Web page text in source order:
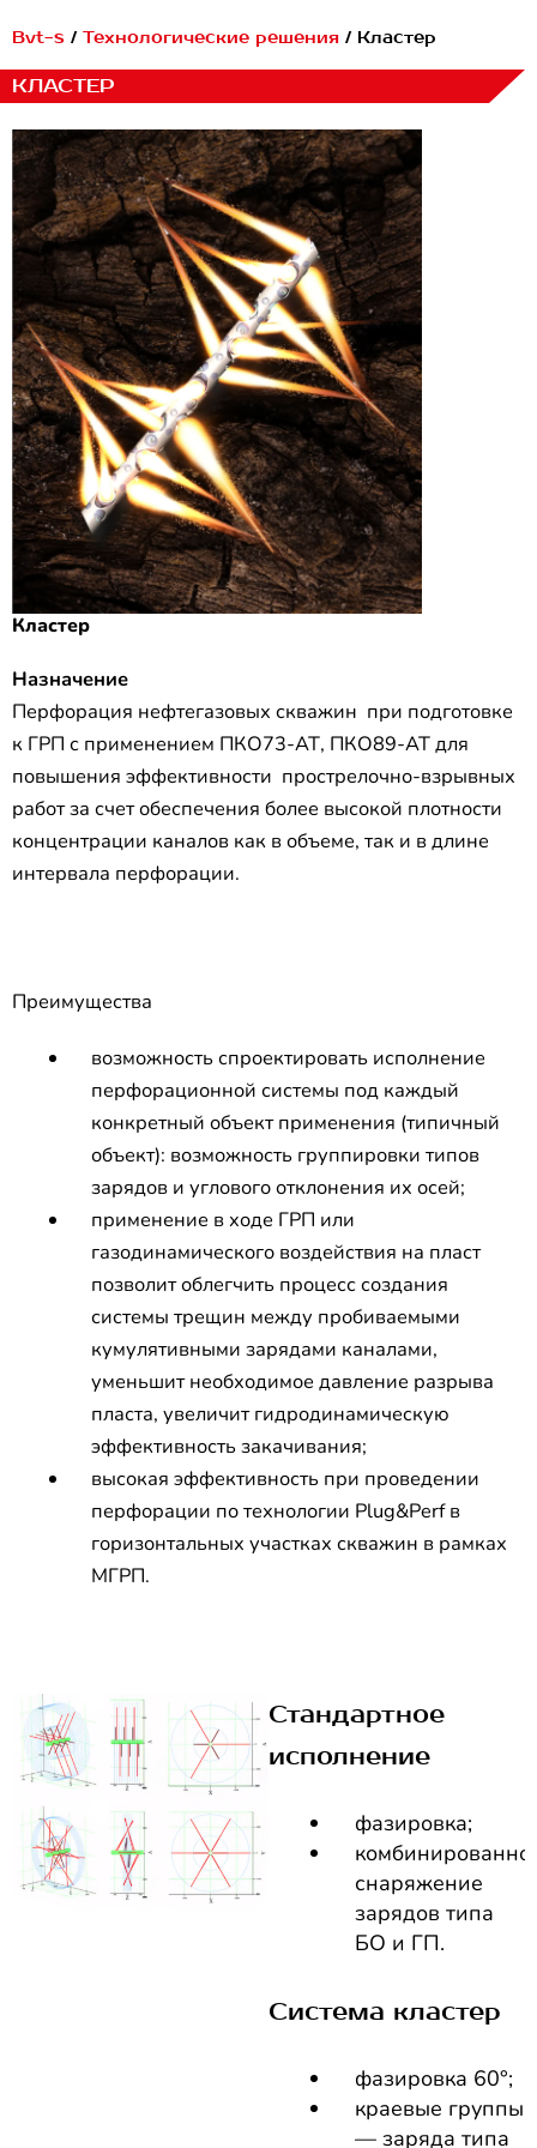
содержимому
Bvt-s / Технологические решения / Кластер
КЛАСТЕР
Кластер
Назначение
Перфорация нефтегазовых скважин при подготовке
к ГРП с применением ПКО73-АТ, ПКО89-АТ для
повышения эффективности прострелочно-взрывных
работ за счет обеспечения более высокой плотности
концентрации каналов как в объеме, так и в длине
интервала перфорации.
Преимущества
возможность спроектировать исполнение
перфорационной системы под каждый
конкретный объект применения (типичный
объект): возможность группировки типов
зарядов и углового отклонения их осей;
применение в ходе ГРП или
газодинамического воздействия на пласт
позволит облегчить процесс создания
системы трещин между пробиваемыми
кумулятивными зарядами каналами,
уменьшит необходимое давление разрыва
пласта, увеличит гидродинамическую
эффективность закачивания;
высокая эффективность при проведении
перфорации по технологии Plug&Perf в
горизонтальных участках скважин в рамках
МГРП.
Стандартное
исполнение
фазировка;
снаряжение
зарядов типа
БО и ГП.
Система кластер
фазировка 60°;
краевые группы
— заряда типа